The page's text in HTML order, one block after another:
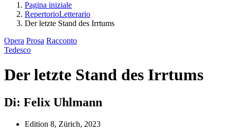
Pagina iniziale
RepertorioLetterario
Der letzte Stand des Irrtums
Opera Prosa Racconto
Tedesco
Der letzte Stand des Irrtums
Di: Felix Uhlmann
Edition 8, Zürich, 2023